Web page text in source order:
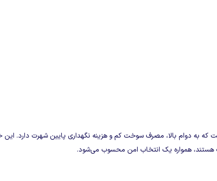
به دوام بالا، مصرف سوخت کم و هزینه نگهداری پایین شهرت دارد. این
هستند، همواره یک انتخاب امن محسوب می‌شود.